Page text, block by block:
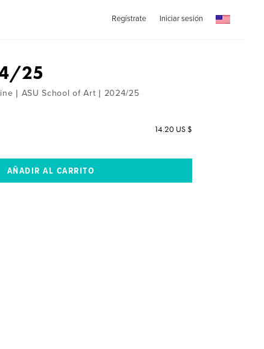
Regístrate Iniciar sesión
25
| ASU School of Art | 2024/25
14.20 US $